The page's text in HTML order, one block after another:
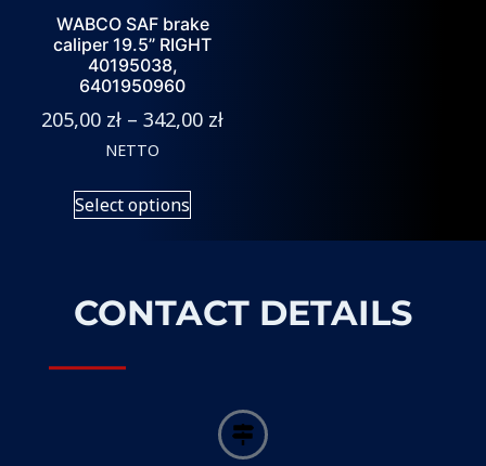
WABCO SAF brake
caliper 19.5” RIGHT
40195038,
6401950960
205,00 zł – 342,00 zł
NETTO
Select options
CONTACT DETAILS